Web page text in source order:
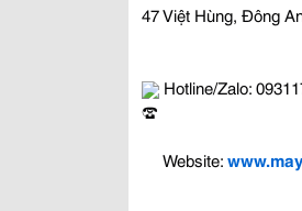
47 Việt Hùng, Đông
Hotline/Zalo:
Website: